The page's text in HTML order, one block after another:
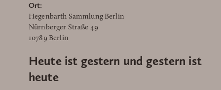
Ort:
Hegenbarth Sammlung Berlin
Nürnberger Straße 49
10789 Berlin
Heute ist gestern und gestern ist
heute